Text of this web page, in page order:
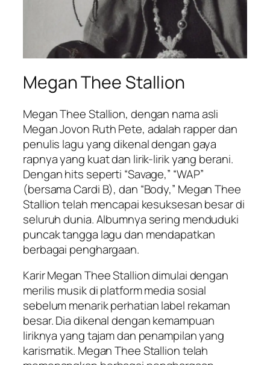
Megan Thee Stallion
Megan Thee Stallion, dengan nama asli
Megan Jovon Ruth Pete, adalah rapper dan
penulis lagu yang dikenal dengan gaya
rapnya yang kuat dan lirik-lirik yang berani.
Dengan hits seperti “Savage,” “WAP”
(bersama Cardi B), dan “Body,” Megan Thee
Stallion telah mencapai kesuksesan besar di
seluruh dunia. Albumnya sering menduduki
puncak tangga lagu dan mendapatkan
berbagai penghargaan.
Karir Megan Thee Stallion dimulai dengan
merilis musik di platform media sosial
sebelum menarik perhatian label rekaman
besar. Dia dikenal dengan kemampuan
liriknya yang tajam dan penampilan yang
karismatik. Megan Thee Stallion telah